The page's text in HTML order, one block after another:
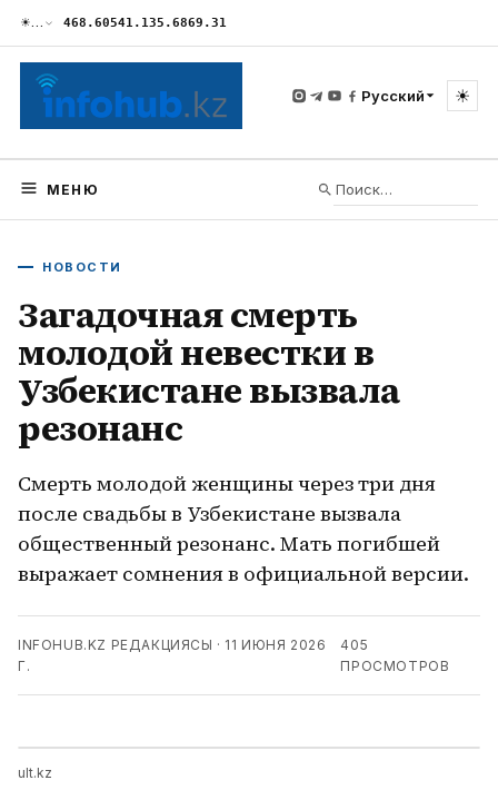
☀… 468.60541.135.6869.31
Русский ☀
МЕНЮ
НОВОСТИ
Загадочная смерть
молодой невестки в
Узбекистане вызвала
резонанс
Смерть молодой женщины через три дня
после свадьбы в Узбекистане вызвала
общественный резонанс. Мать погибшей
выражает сомнения в официальной версии.
INFOHUB.KZ РЕДАКЦИЯСЫ · 11 ИЮНЯ 2026
Г.
405
ПРОСМОТРОВ
ult.kz